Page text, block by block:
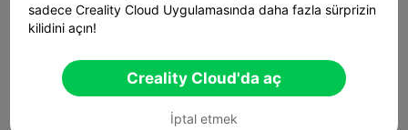
sadece Creality Cloud Uygulamasında daha fazla sürprizin
kilidini açın!
Creality Cloud'da aç
İptal etmek